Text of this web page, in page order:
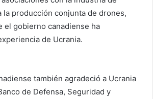
la producción conjunta de drones,
el gobierno canadiense ha
de Ucrania.
también agradeció a Ucrania
de Defensa, Seguridad y